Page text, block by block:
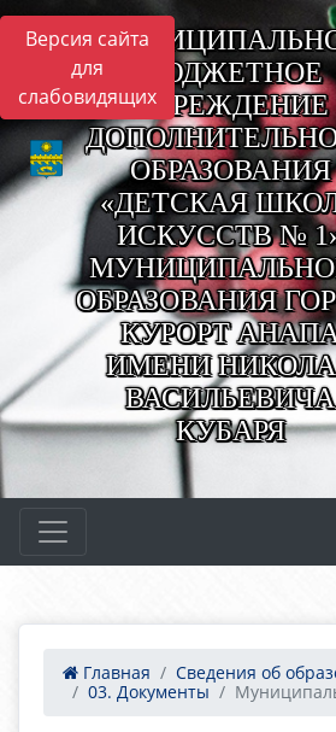
Версия сайта
для
слабовидящих
БЮДЖЕТНОЕ
УЧРЕЖДЕНИЕ
ОБРАЗОВАНИЯ
«ДЕТСКАЯ
ИСКУССТВ №
ОБРАЗОВАНИЯ
КУРОРТ
ИМЕНИ
ВАСИЛЬЕВИЧА
КУБАРЯ
Главная
Сведения об
03. Документы